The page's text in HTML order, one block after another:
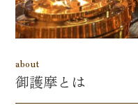
about
御護摩とは